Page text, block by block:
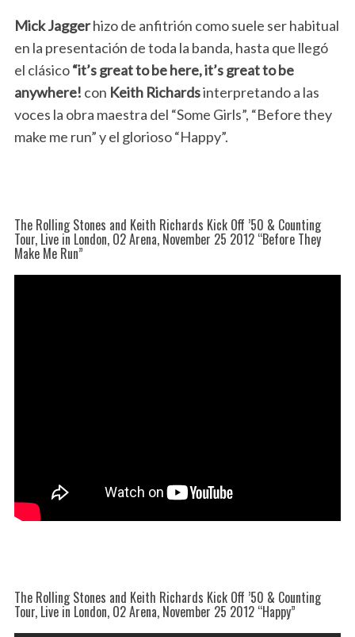
Mick Jaggerhizo de anfitrión como suele ser habitual
en la presentación de toda la banda, hasta que llegó
el clásico“it’s great to be here, it’s great to be
anywhere! con Keith Richardsinterpretando a las
voces la obra maestra del “Some Girls”, “Before they
make me run” y el glorioso “Happy”.
The Rolling Stones and Keith Richards Kick Off ’50 & Counting
Tour, Live in London, O2 Arena, November 25 2012 “Before They
Make Me Run”
The Rolling Stones and Keith Richards Kick Off ’50 & Counting
Tour, Live in London, O2 Arena, November 25 2012 “Happy”